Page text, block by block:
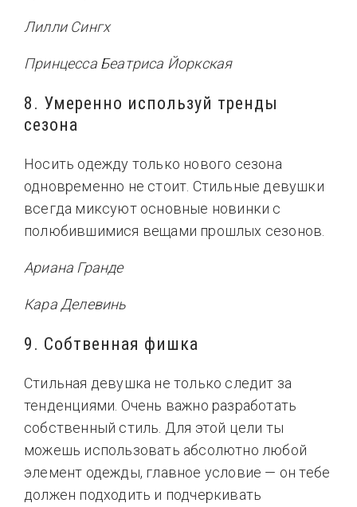
Лилли Сингх
Принцесса Беатриса Йоркская
8. Умеренно используй тренды
сезона
Носить одежду только нового сезона
одновременно не стоит. Стильные девушки
всегда миксуют основные новинки с
полюбившимися вещами прошлых сезонов.
Ариана Гранде
Кара Делевинь
9. Собтвенная фишка
Стильная девушка не только следит за
тенденциями. Очень важно разработать
собственный стиль. Для этой цели ты
можешь использовать абсолютно любой
элемент одежды, главное условие — он тебе
должен подходить и подчеркивать